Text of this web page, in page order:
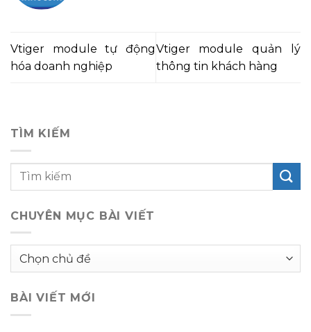
Vtiger module tự động
hóa doanh nghiệp
Vtiger module quản lý
thông tin khách hàng
TÌM KIẾM
CHUYÊN MỤC BÀI VIẾT
Chuyên
viết
BÀI VIẾT MỚI